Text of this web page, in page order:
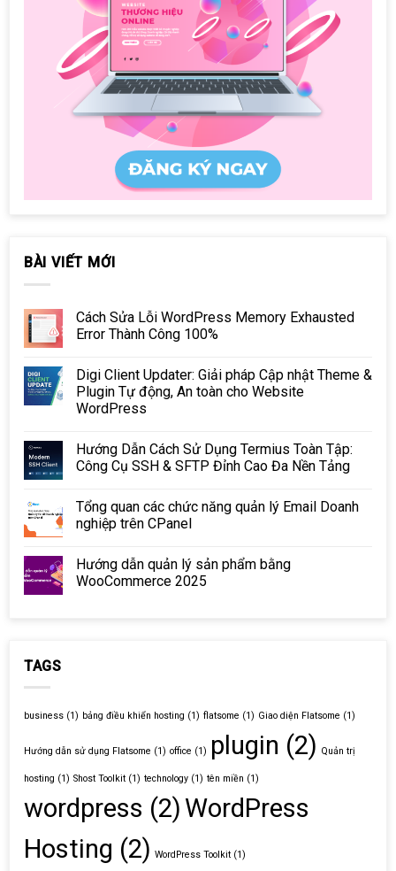
BÀI VIẾT MỚI
Cách Sửa Lỗi WordPress Memory Exhausted
Error Thành Công 100%
Digi Client Updater: Giải pháp Cập nhật Theme &
Plugin Tự động, An toàn cho Website
WordPress
Hướng Dẫn Cách Sử Dụng Termius Toàn Tập:
Công Cụ SSH & SFTP Đỉnh Cao Đa Nền Tảng
Tổng quan các chức năng quản lý Email Doanh
nghiệp trên CPanel
Hướng dẫn quản lý sản phẩm bằng
WooCommerce 2025
TAGS
business(1) bảng điều khiển hosting (1) flatsome (1) Giao diện Flatsome (1)
Hướng dẫn sử dụng Flatsome (1) office (1) plugin (2) Quản trị
hosting (1) Shost Toolkit(1) technology(1) tên miền (1)
wordpress (2) WordPress
Hosting (2) WordPress Toolkit(1)